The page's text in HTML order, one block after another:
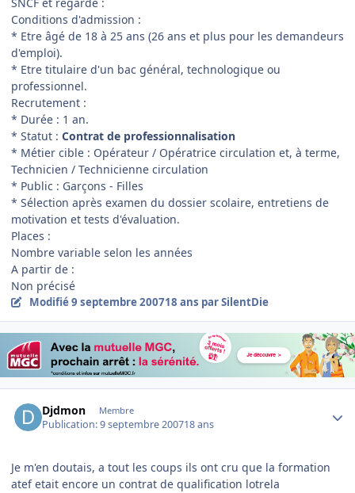
Conditions d'admission :
* Etre âgé de 18 à 25 ans (26 ans et plus pour les demandeurs
d'emploi).
* Etre titulaire d'un bac général, technologique ou
professionnel.
Recrutement :
* Durée : 1 an.
* Statut : Contrat de professionnalisation
* Métier cible : Opérateur / Opératrice circulation et, à terme,
Technicien / Technicienne circulation
* Public : Garçons - Filles
* Sélection après examen du dossier scolaire, entretiens de
motivation et tests d'évaluation.
Places :
Nombre variable selon les années
A partir de :
Non précisé
Modifié9 septembre 200718 ans par SilentDie
Djdmon Membre
Publication:9 septembre 200718 ans
Je m'en doutais, a tout les coups ils ont cru que la formation
atef etait encore un contrat de qualification lotrela